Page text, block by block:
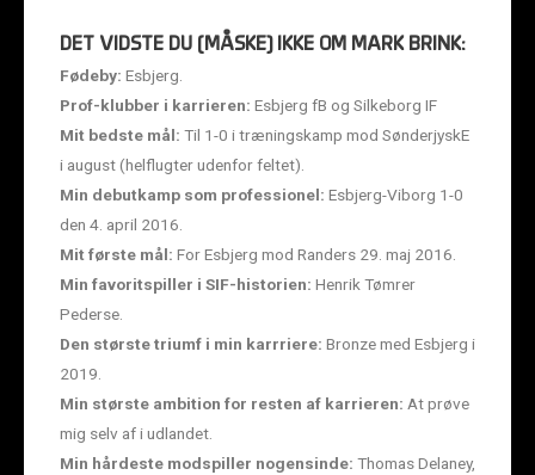
DET VIDSTE DU (MÅSKE) IKKE OM MARK BRINK:
Fødeby: Esbjerg.
Prof-klubber i karrieren: Esbjerg fB og Silkeborg IF
Mit bedste mål: Til 1-0 i træningskamp mod SønderjyskE
i august (helflugter udenfor feltet).
Min debutkamp som professionel: Esbjerg-Viborg 1-0
den 4. april 2016.
Mit første mål: For Esbjerg mod Randers 29. maj 2016.
Min favoritspiller i SIF-historien: Henrik Tømrer
Pederse.
Den største triumf i min karrriere: Bronze med Esbjerg i
2019.
Min største ambition for resten af karrieren: At prøve
mig selv af i udlandet.
Min hårdeste modspiller nogensinde: Thomas Delaney,